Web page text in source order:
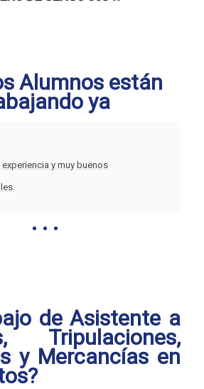
Alumnos están
ya
experiencia y muy buenos
de Asistente a
Tripulaciones,
y Mercancías en